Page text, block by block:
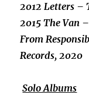
2012 Letters –
2015 The Van
From
Records, 2020
Solo Albums